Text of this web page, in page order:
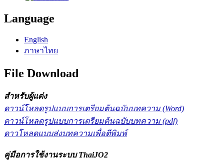
Language
English
ภาษาไทย
File Download
สำหรับผู้แต่ง
ดาวน์โหลดรูปแบบการเตรียมต้นฉบับบทความ (Word)
ดาวน์โหลดรูปแบบการเตรียมต้นฉบับบทความ (pdf)
ดาวโหลดแบบส่งบทความเพื่อตีพิมพ์
คู่มือการใช้งานระบบ ThaiJO2